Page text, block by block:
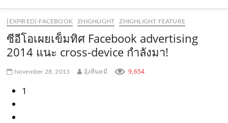
o
o
k
b
e
.
m
e
g
r
a
k
.
c
[EXPIRED]-FACEBOOK ZHIGHLIGHT ZHIGHLIGHT FEATURE
ซีอีโอเผยเข็มทิศ Facebook advertising
2014 แนะ cross-device กำลังมา!
November 28, 2013 อุ้งทีนหมี 9,654
1